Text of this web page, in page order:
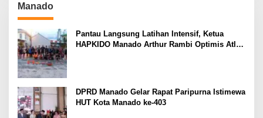
Manado
Pantau Langsung Latihan Intensif, Ketua
HAPKIDO Manado Arthur Rambi Optimis Atlet
DPRD Manado Gelar Rapat Paripurna Istimewa
HUT Kota Manado ke-403